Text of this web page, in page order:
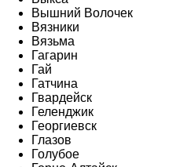
Вышний Волочек
Вязники
Вязьма
Гагарин
Гай
Гатчина
Гвардейск
Геленджик
Георгиевск
Глазов
Голубое